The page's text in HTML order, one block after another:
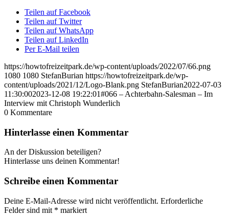
Teilen auf Facebook
Teilen auf Twitter
Teilen auf WhatsApp
Teilen auf LinkedIn
Per E-Mail teilen
https://howtofreizeitpark.de/wp-content/uploads/2022/07/66.png
1080 1080 StefanBurian https://howtofreizeitpark.de/wp-
content/uploads/2021/12/Logo-Blank.png StefanBurian2022-07-03
11:30:002023-12-08 19:22:01#066 – Achterbahn-Salesman – Im
Interview mit Christoph Wunderlich
0 Kommentare
Hinterlasse einen Kommentar
An der Diskussion beteiligen?
Hinterlasse uns deinen Kommentar!
Schreibe einen Kommentar
Deine E-Mail-Adresse wird nicht veröffentlicht. Erforderliche
Felder sind mit * markiert